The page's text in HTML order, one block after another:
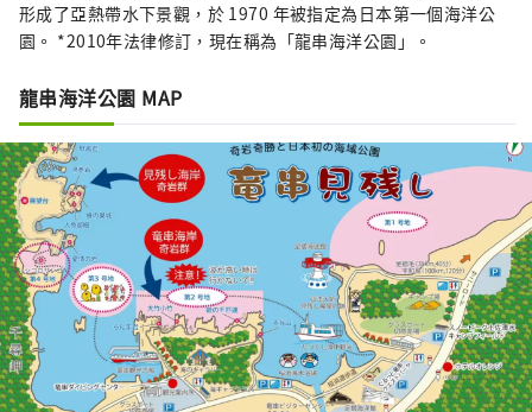
形成了亞熱帶水下景觀，於 1970 年被指定為日本第一個海洋公
園。 *2010年法律修訂，現在稱為「龍串海洋公園」。
龍串海洋公園 MAP